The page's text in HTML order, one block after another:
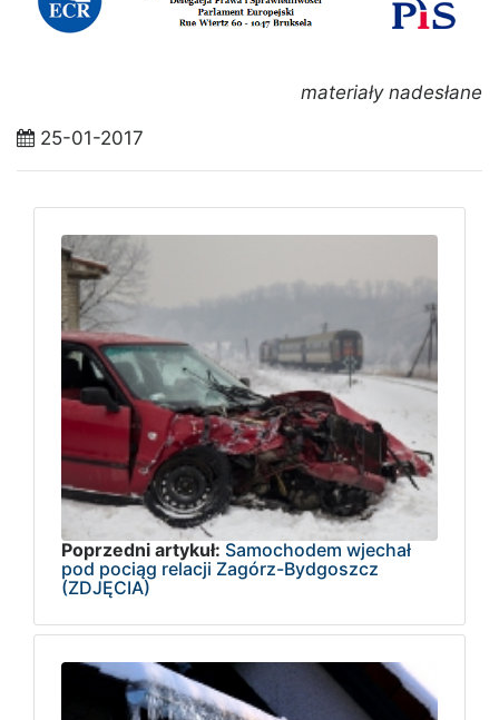
materiały nadesłane
25-01-2017
Poprzedni artykuł: Samochodem wjechał
pod pociąg relacji Zagórz-Bydgoszcz
(ZDJĘCIA)